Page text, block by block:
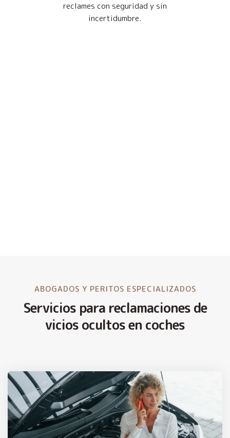
reclames con seguridad y sin
incertidumbre.
ABOGADOS Y PERITOS ESPECIALIZADOS
Servicios para reclamaciones de
vicios ocultos en coches